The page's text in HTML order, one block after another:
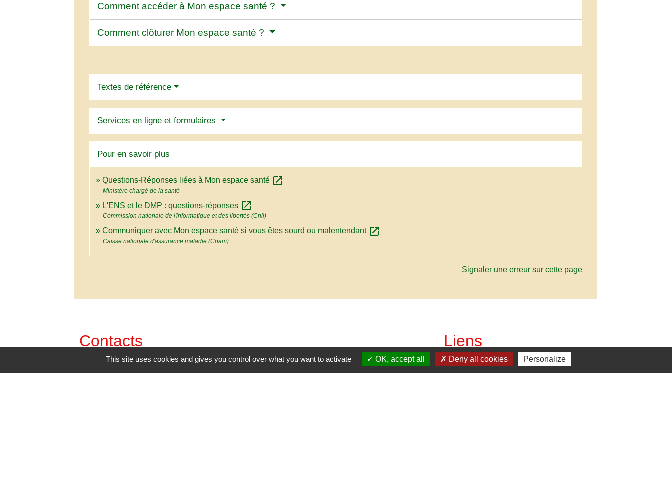
Comment accéder à Mon espace santé ?
Comment clôturer Mon espace santé ?
Textes de référence
Services en ligne et formulaires
Pour en savoir plus
Questions-Réponses liées à Mon espace santé open_in_new
Ministère chargé de la santé
L'ENS et le DMP : questions-réponses open_in_new
Commission nationale de l'informatique et des libertés (Cnil)
Communiquer avec Mon espace santé si vous êtes sourd ou malentendant open_in_new
Caisse nationale d'assurance maladie (Cnam)
Signaler une erreur sur cette page
Contacts
Commune de Mazerolles
48, route de Bouresse
Liens
C.C. Vienne et Gartempe
This site uses cookies and gives you control over what you want to activate OK, accept all Deny all cookies Personalize